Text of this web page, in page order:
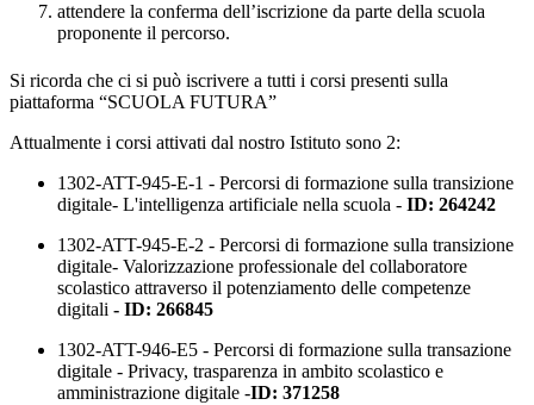
attendere la conferma dell’iscrizione da parte della scuola
proponente il percorso.
Si ricorda che ci si può iscrivere a tutti i corsi presenti sulla
piattaforma “SCUOLA FUTURA”
Attualmente i corsi attivati dal nostro Istituto sono 2:
1302-ATT-945-E-1 - Percorsi di formazione sulla transizione
digitale- L'intelligenza artificiale nella scuola - ID: 264242
1302-ATT-945-E-2 - Percorsi di formazione sulla transizione
digitale- Valorizzazione professionale del collaboratore
scolastico attraverso il potenziamento delle competenze
digitali - ID: 266845
1302-ATT-946-E5 - Percorsi di formazione sulla transazione
digitale - Privacy, trasparenza in ambito scolastico e
amministrazione digitale -ID: 371258